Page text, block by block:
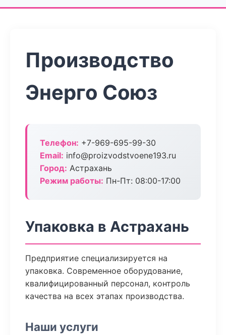
Производство
Энерго Союз
Телефон: +7-969-695-99-30
Email: info@proizvodstvoene193.ru
Город: Астрахань
Режим работы: Пн-Пт: 08:00-17:00
Упаковка в Астрахань
Предприятие специализируется на
упаковка. Современное оборудование,
квалифицированный персонал, контроль
качества на всех этапах производства.
Наши услуги